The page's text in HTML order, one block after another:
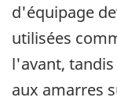
d'équipage
utilisées
l'avant,
aux amarres